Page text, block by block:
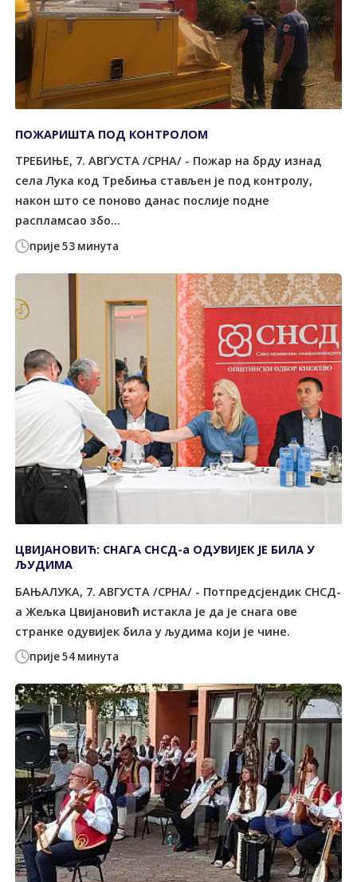
прије 53 минута
ПОЖАРИШТА ПОД КОНTРОЛОМ
ТРЕБИЊЕ, 7. АВГУСТА /СРНА/ - Пожар на брду изнад
села Лука код Tребиња стављен је под контролу,
након што се поново данас послије подне
распламсао збо...
прије 54 минута
ЦВИЈАНОВИЋ: СНАГА СНСД-а ОДУВИЈЕК ЈЕ БИЛА У
ЉУДИМА
БАЊАЛУКА, 7. АВГУСТА /СРНА/ - Потпредсјендик СНСД-
а Жељка Цвијановић истакла је да је снага ове
странке одувијек била у људима који је чине.